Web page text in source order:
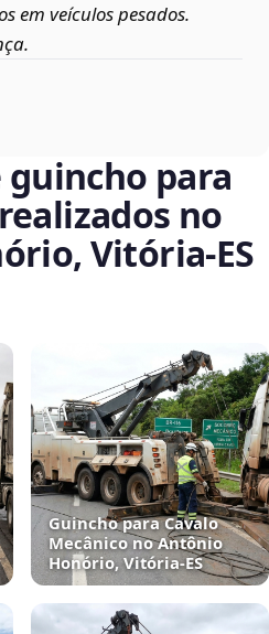
em veículos pesados.
guincho para
no
Vitória‑ES
Guincho para Cavalo
Mecânico no Antônio
Honório, Vitória‑ES